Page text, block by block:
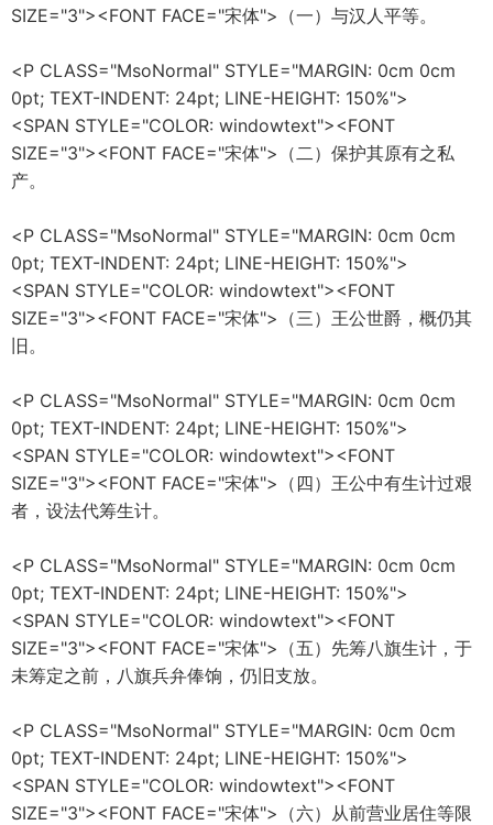
SIZE="3"><FONT FACE="宋体">（一）与汉人平等。
<P CLASS="MsoNormal" STYLE="MARGIN: 0cm 0cm
0pt; TEXT-INDENT: 24pt; LINE-HEIGHT: 150%">
<SPAN STYLE="COLOR: windowtext"><FONT
SIZE="3"><FONT FACE="宋体">（二）保护其原有之私
产。
<P CLASS="MsoNormal" STYLE="MARGIN: 0cm 0cm
0pt; TEXT-INDENT: 24pt; LINE-HEIGHT: 150%">
<SPAN STYLE="COLOR: windowtext"><FONT
SIZE="3"><FONT FACE="宋体">（三）王公世爵，概仍其
旧。
<P CLASS="MsoNormal" STYLE="MARGIN: 0cm 0cm
0pt; TEXT-INDENT: 24pt; LINE-HEIGHT: 150%">
<SPAN STYLE="COLOR: windowtext"><FONT
SIZE="3"><FONT FACE="宋体">（四）王公中有生计过艰
者，设法代筹生计。
<P CLASS="MsoNormal" STYLE="MARGIN: 0cm 0cm
0pt; TEXT-INDENT: 24pt; LINE-HEIGHT: 150%">
<SPAN STYLE="COLOR: windowtext"><FONT
SIZE="3"><FONT FACE="宋体">（五）先筹八旗生计，于
未筹定之前，八旗兵弁俸饷，仍旧支放。
<P CLASS="MsoNormal" STYLE="MARGIN: 0cm 0cm
0pt; TEXT-INDENT: 24pt; LINE-HEIGHT: 150%">
<SPAN STYLE="COLOR: windowtext"><FONT
SIZE="3"><FONT FACE="宋体">（六）从前营业居住等限